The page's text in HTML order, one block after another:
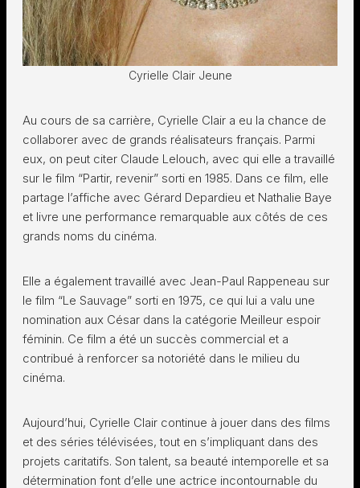
Cyrielle Clair Jeune
Au cours de sa carrière, Cyrielle Clair a eu la chance de
collaborer avec de grands réalisateurs français. Parmi
eux, on peut citer Claude Lelouch, avec qui elle a travaillé
sur le film “Partir, revenir” sorti en 1985. Dans ce film, elle
partage l’affiche avec Gérard Depardieu et Nathalie Baye
et livre une performance remarquable aux côtés de ces
grands noms du cinéma.
Elle a également travaillé avec Jean-Paul Rappeneau sur
le film “Le Sauvage” sorti en 1975, ce qui lui a valu une
nomination aux César dans la catégorie Meilleur espoir
féminin. Ce film a été un succès commercial et a
contribué à renforcer sa notoriété dans le milieu du
cinéma.
Aujourd’hui, Cyrielle Clair continue à jouer dans des films
et des séries télévisées, tout en s’impliquant dans des
projets caritatifs. Son talent, sa beauté intemporelle et sa
détermination font d’elle une actrice incontournable du